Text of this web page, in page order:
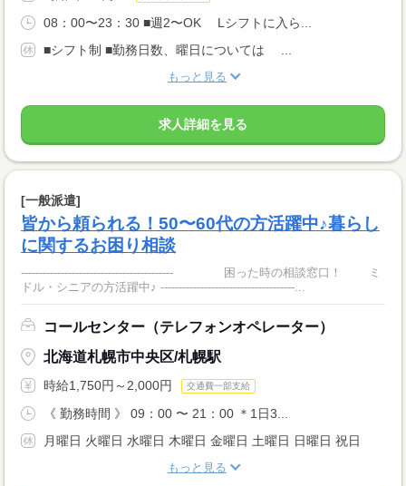
08：00〜23：30 ■週2〜OK Lシフトに入ら...
■シフト制 ■勤務日数、曜日については ...
もっと見る
求人詳細を見る
[一般派遣]
皆から頼られる！50〜60代の方活躍中♪暮らし
に関するお困り相談
------------------------------------------ 困った時の相談窓口！ ミ
ドル・シニアの方活躍中♪ -------------------------------------...
コールセンター（テレフォンオペレーター）
北海道札幌市中央区/札幌駅
時給1,750円～2,000円 交通費一部支給
《 勤務時間 》 09：00 〜 21：00 ＊1日3...
月曜日 火曜日 水曜日 木曜日 金曜日 土曜日 日曜日 祝日
もっと見る